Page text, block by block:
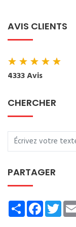
AVIS CLIENTS
★★★★★
4333 Avis
CHERCHER
PARTAGER
ShareFacebook